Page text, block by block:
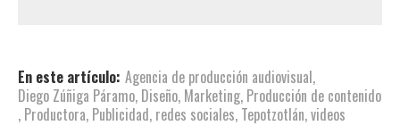
En este artículo: Agencia de producción audiovisual,
Diego Zúñiga Páramo, Diseño, Marketing, Producción de contenido
, Productora, Publicidad, redes sociales, Tepotzotlán,videos